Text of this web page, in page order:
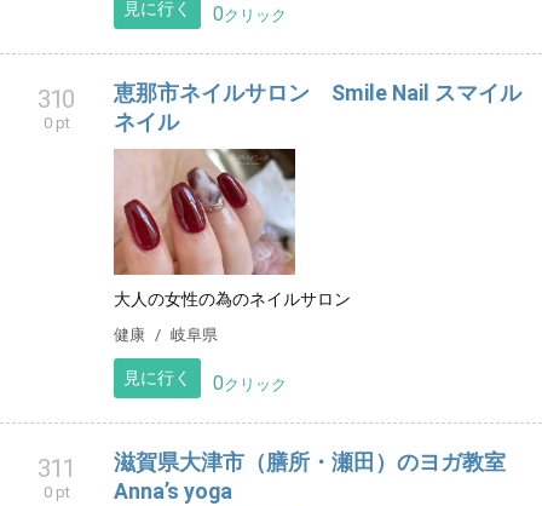
見に行く 0クリック
310
0 pt
恵那市ネイルサロン Smile Nail スマイル
ネイル
大人の女性の為のネイルサロン
健康 岐阜県
見に行く 0クリック
311
0 pt
滋賀県大津市（膳所・瀬田）のヨガ教室
Anna’s yoga